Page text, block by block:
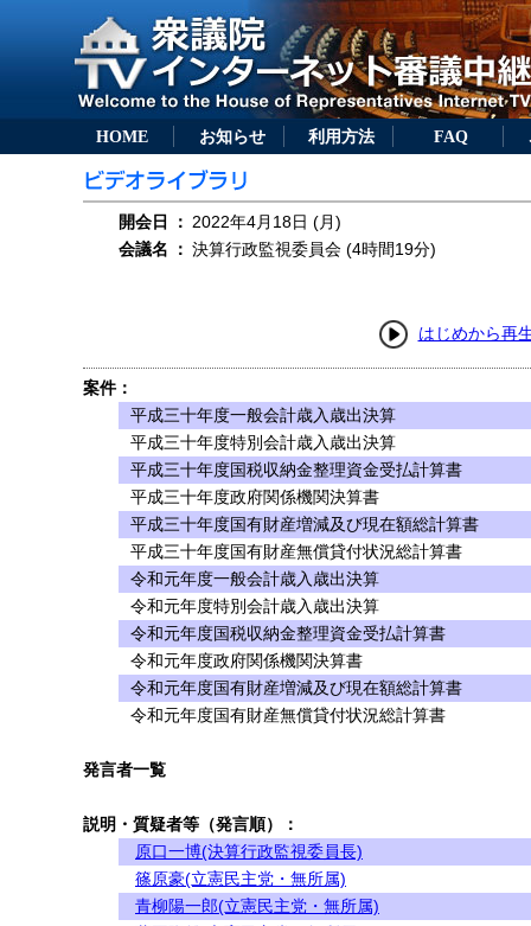
HOME お知らせ 利用方法 FAQ
開会日 ： 2022年4月18日 (月)
会議名
： 決算行政監視委員会 (4時間19分)
はじめから再
案件：
平成三十年度一般会計歳入歳出決算
平成三十年度特別会計歳入歳出決算
平成三十年度国税収納金整理資金受払計算書
平成三十年度政府関係機関決算書
平成三十年度国有財産増減及び現在額総計算書
平成三十年度国有財産無償貸付状況総計算書
令和元年度一般会計歳入歳出決算
令和元年度特別会計歳入歳出決算
令和元年度国税収納金整理資金受払計算書
令和元年度政府関係機関決算書
令和元年度国有財産増減及び現在額総計算書
令和元年度国有財産無償貸付状況総計算書
発言者一覧
説明・質疑者等（発言順）：
原口一博(決算行政監視委員長)
篠原豪(立憲民主党・無所属)
青柳陽一郎(立憲民主党・無所属)